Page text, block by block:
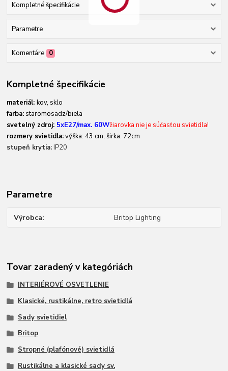
Kompletné špecifikácie
Parametre
Komentáre 0
Kompletné špecifikácie
materiál:kov, sklo
farba: staromosadz/biela
svetelný zdroj: 5xE27/max. 60Wžiarovka nie je súčasťou svietidla!
rozmery svietidla:výška: 43 cm, širka: 72cm
stupeň krytia:IP20
Parametre
Výrobca Britop Lighting
Tovar zaradený v kategóriách
INTERIÉROVÉ OSVETLENIE
Klasické, rustikálne, retro svietidlá
Sady svietidiel
Britop
Stropné (plafónové) svietidlá
Rustikálne a klasické sady sv.